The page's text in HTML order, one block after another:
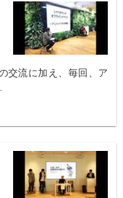
交流に加え、毎回、ア